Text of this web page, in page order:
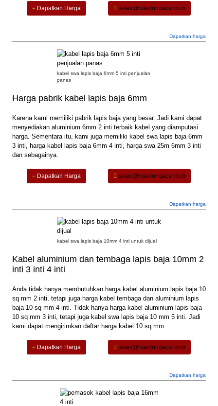
Dapatkan Harga sales@huadongacsr.com
Dapatkan harga
kabel swa lapis baja 6mm 5 inti penjualan
panas
Harga pabrik kabel lapis baja 6mm
Karena kami memiliki pabrik lapis baja yang besar. Jadi kami dapat
menyediakan aluminium 6mm 2 inti terbaik kabel yang diamputasi
harga. Sementara itu, kami juga memiliki kabel swa lapis baja 6mm
3 inti, harga kabel lapis baja 6mm 4 inti, harga swa 25m 6mm 3 inti
dan sebagainya.
Dapatkan Harga sales@huadongacsr.com
Dapatkan harga
kabel swa lapis baja 10mm 4 inti untuk dijual
Kabel aluminium dan tembaga lapis baja 10mm 2
inti 3 inti 4 inti
Anda tidak hanya membutuhkan harga kabel aluminium lapis baja 10
sq mm 2 inti, tetapi juga harga kabel tembaga dan aluminium lapis
baja 10 sq mm 4 inti. Tidak hanya harga kabel aluminium lapis baja
10 sq mm 3 inti, tetapi juga kabel swa lapis baja 10 mm 5 inti. Jadi
kami dapat mengirimkan daftar harga kabel 10 sq mm.
Dapatkan Harga sales@huadongacsr.com
Dapatkan harga